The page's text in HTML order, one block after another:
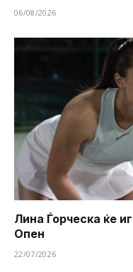
06/08/2026
Лина Ѓорческа ќе
Опен
22/07/2026